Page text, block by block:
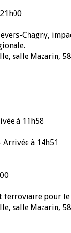
Chagny,
salle Mazarin,
à 11h58
Arrivée à 14h51
ferroviaire pour
salle Mazarin,